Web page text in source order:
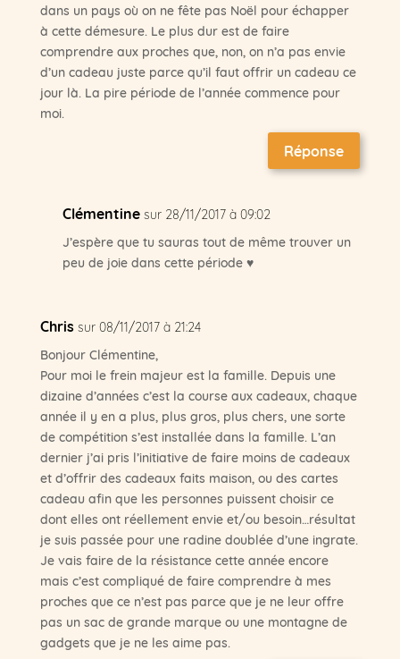
dans un pays où on ne fête pas Noël pour échapper
à cette démesure. Le plus dur est de faire
comprendre aux proches que, non, on n’a pas envie
d’un cadeau juste parce qu’il faut offrir un cadeau ce
jour là. La pire période de l’année commence pour
moi.
Réponse
Clémentine sur 28/11/2017 à 09:02
J’espère que tu sauras tout de même trouver un
peu de joie dans cette période ♥
Chris sur 08/11/2017 à 21:24
Bonjour Clémentine,
Pour moi le frein majeur est la famille. Depuis une
dizaine d’années c’est la course aux cadeaux, chaque
année il y en a plus, plus gros, plus chers, une sorte
de compétition s’est installée dans la famille. L’an
dernier j’ai pris l’initiative de faire moins de cadeaux
et d’offrir des cadeaux faits maison, ou des cartes
cadeau afin que les personnes puissent choisir ce
dont elles ont réellement envie et/ou besoin…résultat
je suis passée pour une radine doublée d’une ingrate.
Je vais faire de la résistance cette année encore
mais c’est compliqué de faire comprendre à mes
proches que ce n’est pas parce que je ne leur offre
pas un sac de grande marque ou une montagne de
gadgets que je ne les aime pas.